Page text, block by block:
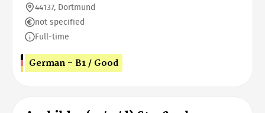
44137, Dortmund
not specified
Full-time
German - B1 / Good